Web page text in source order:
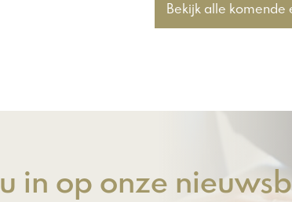
Bekijk alle komende
in op onze